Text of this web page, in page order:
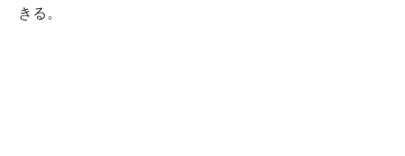
きる。